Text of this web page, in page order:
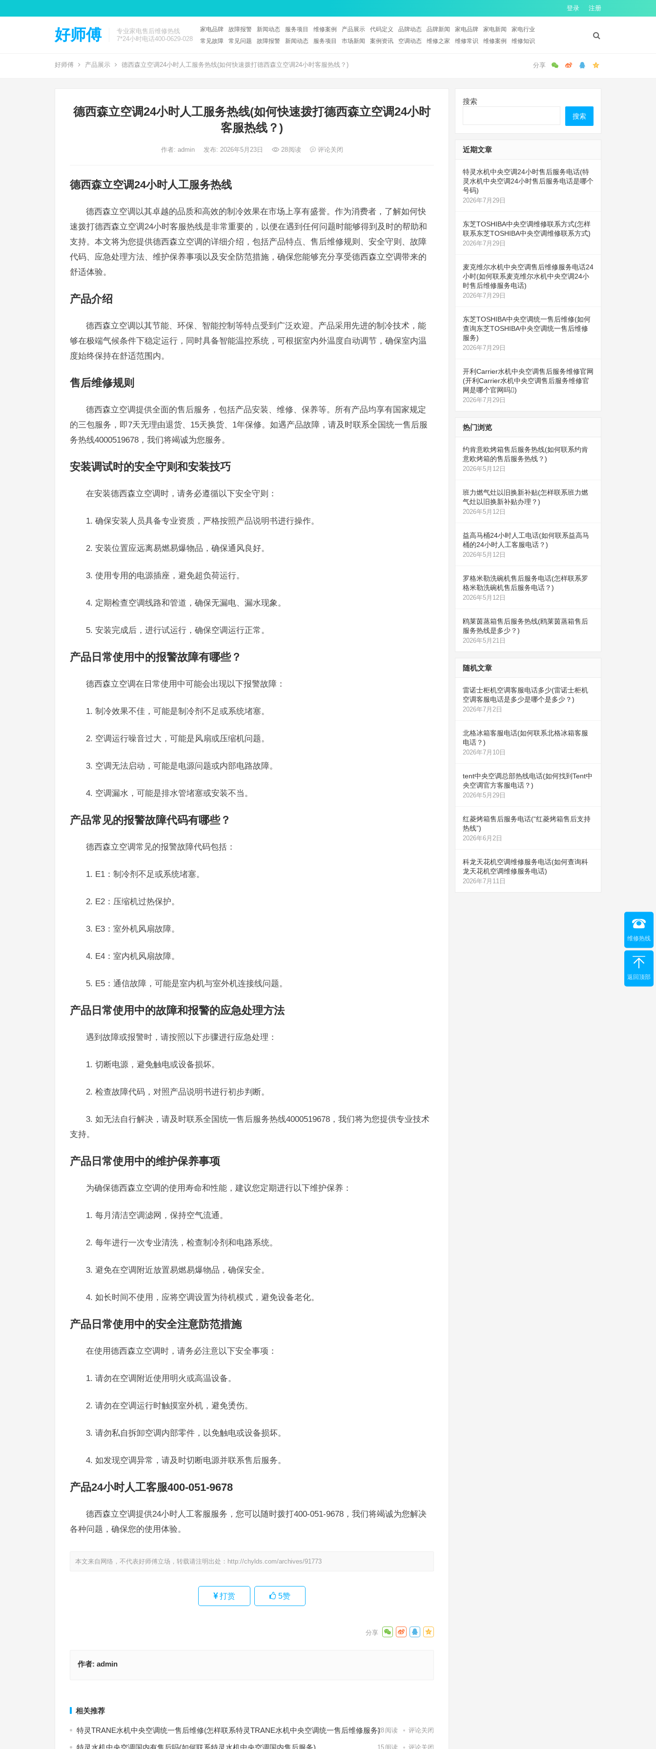
登录 注册
好师傅
专业家电售后维修热线
7*24小时电话400-0629-028
家电品牌 故障报警 新闻动态 服务项目 维修案例 产品展示 代码定义 品牌动态 品牌新闻 家电品牌 家电新闻
家电行业
常见故障
常见问题 故障报警 新闻动态 服务项目 市场新闻 案例资讯 空调动态 维修之家 维修常识 维修案例 维修知识
好师傅 产品展示 德西森立空调24小时人工服务热线(如何快速拨打德西森立空调24小时客服热线？)
德西森立空调24小时人工服务热线(如何快速拨打德西森立空调24小时
客服热线？)
作者: admin 发布: 2026年5月23日 28阅读 评论关闭
德西森立空调24小时人工服务热线
德西森立空调以其卓越的品质和高效的制冷效果在市场上享有盛誉。作为消费者，了解如何快
速拨打德西森立空调24小时客服热线是非常重要的，以便在遇到任何问题时能够得到及时的帮助和
支持。本文将为您提供德西森立空调的详细介绍，包括产品特点、售后维修规则、安全守则、故障
代码、应急处理方法、维护保养事项以及安全防范措施，确保您能够充分享受德西森立空调带来的
舒适体验。
产品介绍
德西森立空调以其节能、环保、智能控制等特点受到广泛欢迎。产品采用先进的制冷技术，能
够在极端气候条件下稳定运行，同时具备智能温控系统，可根据室内外温度自动调节，确保室内温
度始终保持在舒适范围内。
售后维修规则
德西森立空调提供全面的售后服务，包括产品安装、维修、保养等。所有产品均享有国家规定
的三包服务，即7天无理由退货、15天换货、1年保修。如遇产品故障，请及时联系全国统一售后服
务热线4000519678，我们将竭诚为您服务。
安装调试时的安全守则和安装技巧
在安装德西森立空调时，请务必遵循以下安全守则：
1. 确保安装人员具备专业资质，严格按照产品说明书进行操作。
2. 安装位置应远离易燃易爆物品，确保通风良好。
3. 使用专用的电源插座，避免超负荷运行。
4. 定期检查空调线路和管道，确保无漏电、漏水现象。
5. 安装完成后，进行试运行，确保空调运行正常。
产品日常使用中的报警故障有哪些？
德西森立空调在日常使用中可能会出现以下报警故障：
1. 制冷效果不佳，可能是制冷剂不足或系统堵塞。
2. 空调运行噪音过大，可能是风扇或压缩机问题。
3. 空调无法启动，可能是电源问题或内部电路故障。
4. 空调漏水，可能是排水管堵塞或安装不当。
产品常见的报警故障代码有哪些？
德西森立空调常见的报警故障代码包括：
1. E1：制冷剂不足或系统堵塞。
2. E2：压缩机过热保护。
3. E3：室外机风扇故障。
4. E4：室内机风扇故障。
5. E5：通信故障，可能是室内机与室外机连接线问题。
产品日常使用中的故障和报警的应急处理方法
遇到故障或报警时，请按照以下步骤进行应急处理：
1. 切断电源，避免触电或设备损坏。
2. 检查故障代码，对照产品说明书进行初步判断。
3. 如无法自行解决，请及时联系全国统一售后服务热线4000519678，我们将为您提供专业技术
支持。
产品日常使用中的维护保养事项
为确保德西森立空调的使用寿命和性能，建议您定期进行以下维护保养：
1. 每月清洁空调滤网，保持空气流通。
2. 每年进行一次专业清洗，检查制冷剂和电路系统。
3. 避免在空调附近放置易燃易爆物品，确保安全。
4. 如长时间不使用，应将空调设置为待机模式，避免设备老化。
产品日常使用中的安全注意防范措施
在使用德西森立空调时，请务必注意以下安全事项：
1. 请勿在空调附近使用明火或高温设备。
2. 请勿在空调运行时触摸室外机，避免烫伤。
3. 请勿私自拆卸空调内部零件，以免触电或设备损坏。
4. 如发现空调异常，请及时切断电源并联系售后服务。
产品24小时人工客服400-051-9678
德西森立空调提供24小时人工客服服务，您可以随时拨打400-051-9678，我们将竭诚为您解决
各种问题，确保您的使用体验。
本文来自网络，不代表好师傅立场，转载请注明出处： http://chylds.com/archives/91773
打赏 5赞
作者: admin
相关推荐
特灵TRANE水机中央空调统一售后维修(怎样联系特灵TRANE水机中央空调统一售后维修服务)28 阅读 评论关闭
特灵水机中央空调国内有售后吗(如何联系特灵水机中央空调国内售后服务) 15 阅读 评论关闭
搜索
搜索
近期文章
特灵水机中央空调24小时售后服务电话(特
灵水机中央空调24小时售后服务电话是哪个
号码)
2026年7月29日
东芝TOSHIBA中央空调维修联系方式(怎样
联系东芝TOSHIBA中央空调维修联系方式)
2026年7月29日
麦克维尔水机中央空调售后维修服务电话24
小时(如何联系麦克维尔水机中央空调24小
时售后维修服务电话)
2026年7月29日
东芝TOSHIBA中央空调统一售后维修(如何
查询东芝TOSHIBA中央空调统一售后维修
服务)
2026年7月29日
开利Carrier水机中央空调售后服务维修官网
(开利Carrier水机中央空调售后服务维修官
网是哪个官网吗)
2026年7月29日
热门浏览
约肯意欧烤箱售后服务热线(如何联系约肯
意欧烤箱的售后服务热线？)
2026年5月12日
班力燃气灶以旧换新补贴(怎样联系班力燃
气灶以旧换新补贴办理？)
2026年5月12日
益高马桶24小时人工电话(如何联系益高马
桶的24小时人工客服电话？)
2026年5月12日
罗格米勒洗碗机售后服务电话(怎样联系罗
格米勒洗碗机售后服务电话？)
2026年5月12日
鸥莱茵蒸箱售后服务热线(鸥莱茵蒸箱售后
服务热线是多少？)
2026年5月21日
随机文章
雷诺士柜机空调客服电话多少(雷诺士柜机
空调客服电话是多少是哪个是多少？)
2026年7月2日
北格冰箱客服电话(如何联系北格冰箱客服
电话？)
2026年7月10日
tent中央空调总部热线电话(如何找到Tent中
央空调官方客服电话？)
2026年5月29日
红菱烤箱售后服务电话(“红菱烤箱售后支持
热线”)
2026年6月2日
科龙天花机空调维修服务电话(如何查询科
龙天花机空调维修服务电话)
2026年7月11日
维修热线
返回顶部